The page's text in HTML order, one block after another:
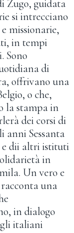
Zugo, guidata
si intrecciano
missionarie,
in tempi
Sono
di
offrivano una
o che,
la stampa in
dei corsi di
anni Sessanta
e dii altri istituti
in
Un vero e
una
in dialogo
italiani